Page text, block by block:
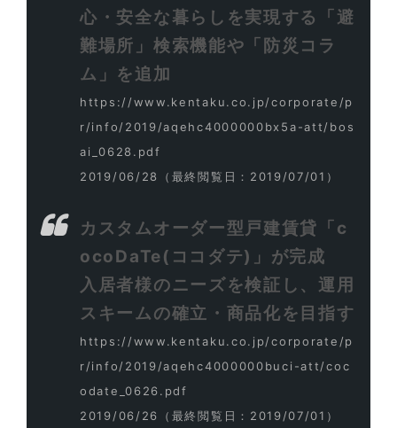
心・安全な暮らしを実現する「避
難場所」検索機能や「防災コラ
ム」を追加
https://www.kentaku.co.jp/corporate/p
r/info/2019/aqehc4000000bx5a-att/bos
ai_0628.pdf
2019/06/28
（最終閲覧日：2019/07/01）
カスタムオーダー型戸建賃貸「c
ocoDaTe(ココダテ)」が完成
入居者様のニーズを検証し、運用
スキームの確立・商品化を目指す
https://www.kentaku.co.jp/corporate/p
r/info/2019/aqehc4000000buci-att/coc
odate_0626.pdf
2019/06/26
（最終閲覧日：2019/07/01）